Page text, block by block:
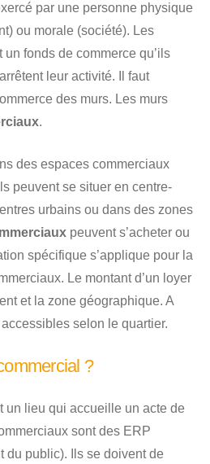
par une personne physique
ou morale (société). Les
un fonds de commerce qu’ils
leur activité. Il faut
des murs. Les murs
.
des espaces commerciaux
peuvent se situer en centre-
urbains ou dans des zones
peuvent s’acheter ou
spécifique s’applique pour la
Le montant d’un loyer
et la zone géographique. A
selon le quartier.
?
un lieu qui accueille un acte de
sont des ERP
du public). Ils se doivent de